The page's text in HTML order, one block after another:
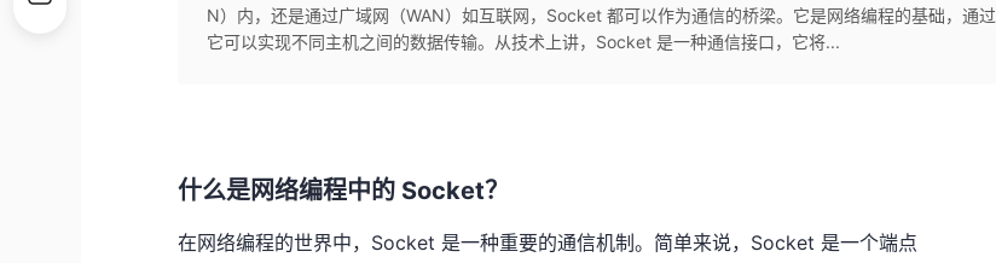
N）内，还是通过广域网（WAN）如互联网，Socket 都可以作为通信的桥梁。它是网络编程的基础，通过
它可以实现不同主机之间的数据传输。从技术上讲，Socket 是一种通信接口，它将...
什么是网络编程中的 Socket？
在网络编程的世界中，Socket 是一种重要的通信机制。简单来说，Socket 是一个端点